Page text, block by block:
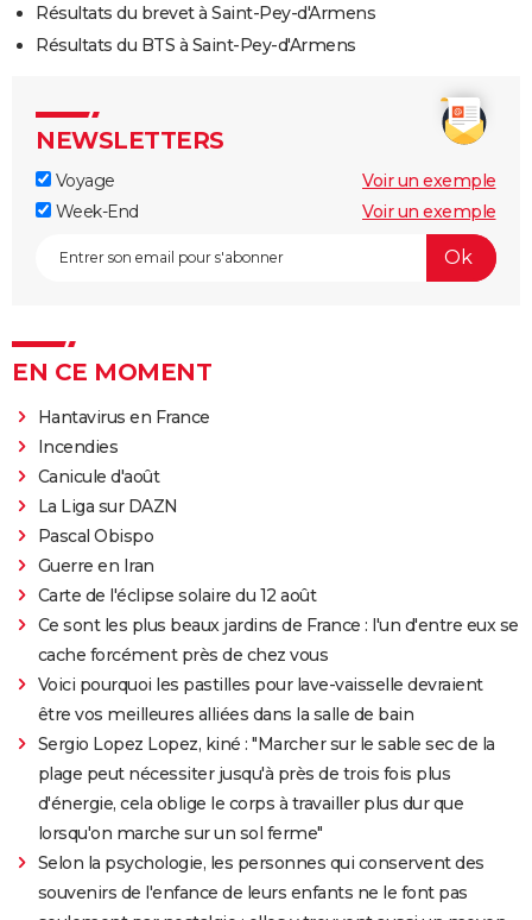
Résultats du brevet à Saint-Pey-d'Armens
Résultats du BTS à Saint-Pey-d'Armens
NEWSLETTERS
Voyage
Voir un exemple
Week-End
Voir un exemple
EN CE MOMENT
Hantavirus en France
Incendies
Canicule d'août
La Liga sur DAZN
Pascal Obispo
Guerre en Iran
Carte de l'éclipse solaire du 12 août
Ce sont les plus beaux jardins de France : l'un d'entre eux se
cache forcément près de chez vous
Voici pourquoi les pastilles pour lave-vaisselle devraient
être vos meilleures alliées dans la salle de bain
Sergio Lopez Lopez, kiné : "Marcher sur le sable sec de la
plage peut nécessiter jusqu'à près de trois fois plus
d'énergie, cela oblige le corps à travailler plus dur que
lorsqu'on marche sur un sol ferme"
Selon la psychologie, les personnes qui conservent des
souvenirs de l'enfance de leurs enfants ne le font pas